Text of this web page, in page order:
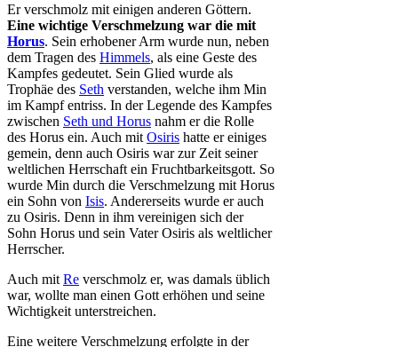
Er verschmolz mit einigen anderen Göttern.
Eine wichtige Verschmelzung war die mit
Horus. Sein erhobener Arm wurde nun, neben
dem Tragen des Himmels, als eine Geste des
Kampfes gedeutet. Sein Glied wurde als
Trophäe des Seth verstanden, welche ihm Min
im Kampf entriss. In der Legende des Kampfes
zwischen Seth und Horus nahm er die Rolle
des Horus ein. Auch mit Osiris hatte er einiges
gemein, denn auch Osiris war zur Zeit seiner
weltlichen Herrschaft ein Fruchtbarkeitsgott. So
wurde Min durch die Verschmelzung mit Horus
ein Sohn von Isis. Andererseits wurde er auch
zu Osiris. Denn in ihm vereinigen sich der
Sohn Horus und sein Vater Osiris als weltlicher
Herrscher.
Auch mit Re verschmolz er, was damals üblich
war, wollte man einen Gott erhöhen und seine
Wichtigkeit unterstreichen.
Eine weitere Verschmelzung erfolgte in der